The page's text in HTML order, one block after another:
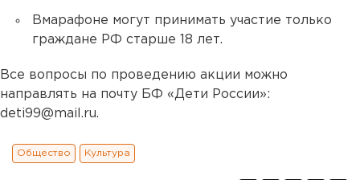
Вмарафоне могут принимать участие только
граждане РФ старше 18 лет.
Все вопросы по проведению акции можно
направлять на почту БФ «Дети России»:
deti99@mail.ru.
Общество Культура